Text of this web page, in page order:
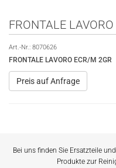
FRONTALE
Art.-Nr.: 8070626
FRONTALE LAVORO ECR/M 2GR
Preis auf Anfrage
Bei uns finden Sie Ersatzteile
Produkte zur